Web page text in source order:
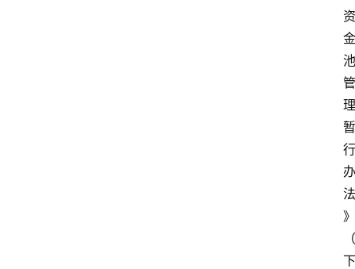
资
金
池
管
理
暂
行
办
法
》
（
下